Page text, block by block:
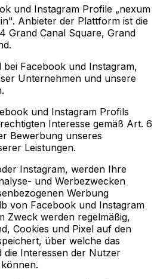
und Instagram Profile „nexum
Anbieter der Plattform ist die
Grand Canal Square, Grand
Facebook und Instagram,
Unternehmen und unsere
und Instagram Profils
Interesse gemäß Art. 6
Bewerbung unseres
Leistungen.
Instagram, werden Ihre
und Werbezwecken
Werbung
von Facebook und Instagram
Zweck werden regelmäßig,
Cookies und Pixel auf den
über welche das
Interessen der Nutzer